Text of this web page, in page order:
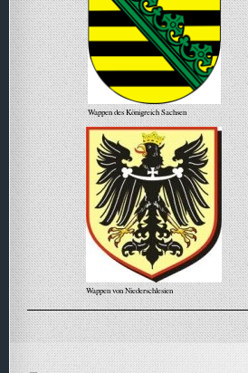
Wappen des Königreich Sachsen
Wappen von Niederschlesien
Alle Meldungen